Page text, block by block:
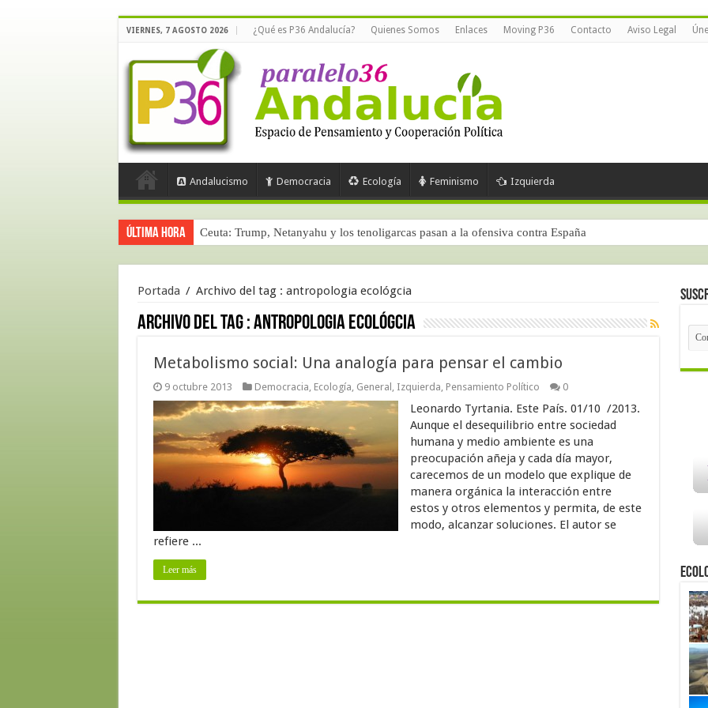
VIERNES, 7 AGOSTO 2026 ¿Qué es P36 Andalucía? Quienes Somos Enlaces Moving P36 Contacto Aviso Legal
Andalucismo Democracia Ecología Feminismo Izquierda
Última hora Ceuta: Trump, Netanyahu y los tenoligarcas pasan a la ofensiva contra España
Portada / Archivo del tag : antropologia ecológcia
Archivo del tag :antropologia ecológcia
Metabolismo social: Una analogía para pensar el cambio
9 octubre 2013 Democracia, Ecología, General , Izquierda, Pensamiento Político 0
Leonardo Tyrtania. Este País. 01/10 /2013.
Aunque el desequilibrio entre sociedad
humana y medio ambiente es una
preocupación añeja y cada día mayor,
carecemos de un modelo que explique de
manera orgánica la interacción entre
estos y otros elementos y permita, de este
modo, alcanzar soluciones. El autor se
refiere ...
Leer más